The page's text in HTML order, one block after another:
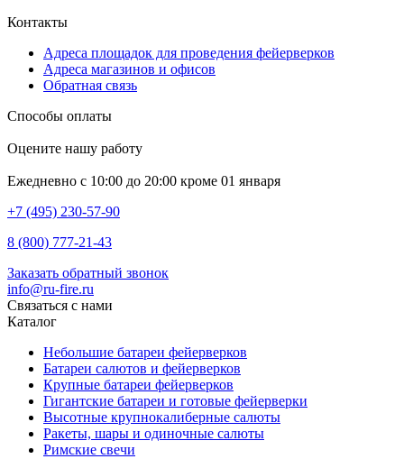
Контакты
Адреса площадок для проведения фейерверков
Адреса магазинов и офисов
Обратная связь
Способы оплаты
Оцените нашу работу
Ежедневно с 10:00 до 20:00 кроме 01 января
+7 (495) 230-57-90
8 (800) 777-21-43
Заказать обратный звонок
info@ru-fire.ru
Связаться с нами
Каталог
Небольшие батареи фейерверков
Батареи салютов и фейерверков
Крупные батареи фейерверков
Гигантские батареи и готовые фейерверки
Высотные крупнокалиберные салюты
Ракеты, шары и одиночные салюты
Римские свечи